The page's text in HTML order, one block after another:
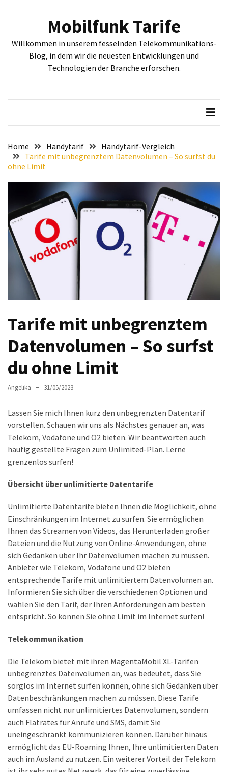
BEITRÄGE
Pixel
und
Google
Welches
passt
besten
perfekte
Wahl:
Vergleich
zwischen
Samsung
Galaxy
Tab
S10
Lite
dem
iPad
Pro
13-
Zoll
Reise-
Essentials-
Ratgeber:
Lokale
oder
SIM-
Was
ist
kostengünstiger?
Smartwatch
vs.
Fitnessarmband:
Wo
Mobilfunk Tarife
Willkommen in unserem fesselnden Telekommunikations-
Blog, in dem wir die neuesten Entwicklungen und
Technologien der Branche erforschen.
Home Handytarif
Handytarif-Vergleich
Tarife mit unbegrenztem Datenvolumen – So surfst du
ohne Limit
Tarife mit unbegrenztem
Datenvolumen – So surfst
du ohne Limit
Angelika 31/05/2023
Lassen Sie mich Ihnen kurz den unbegrenzten Datentarif
vorstellen. Schauen wir uns als Nächstes genauer an, was
Telekom, Vodafone und O2 bieten. Wir beantworten auch
häufig gestellte Fragen zum Unlimited-Plan. Lerne
grenzenlos surfen!
Übersicht über unlimitierte Datentarife
Unlimitierte Datentarife bieten Ihnen die Möglichkeit, ohne
Einschränkungen im Internet zu surfen. Sie ermöglichen
Ihnen das Streamen von Videos, das Herunterladen großer
Dateien und die Nutzung von Online-Anwendungen, ohne
sich Gedanken über Ihr Datenvolumen machen zu müssen.
Anbieter wie Telekom, Vodafone und O2 bieten
entsprechende Tarife mit unlimitiertem Datenvolumen an.
Informieren Sie sich über die verschiedenen Optionen und
wählen Sie den Tarif, der Ihren Anforderungen am besten
entspricht. So können Sie ohne Limit im Internet surfen!
Telekommunikation
Die Telekom bietet mit ihren MagentaMobil XL-Tarifen
unbegrenztes Datenvolumen an, was bedeutet, dass Sie
sorglos im Internet surfen können, ohne sich Gedanken über
Datenbeschränkungen machen zu müssen. Diese Tarife
umfassen nicht nur unlimitiertes Datenvolumen, sondern
auch Flatrates für Anrufe und SMS, damit Sie
uneingeschränkt kommunizieren können. Darüber hinaus
ermöglicht das EU-Roaming Ihnen, Ihre unlimitierten Daten
auch im Ausland zu nutzen. Ein weiterer Vorteil der Telekom